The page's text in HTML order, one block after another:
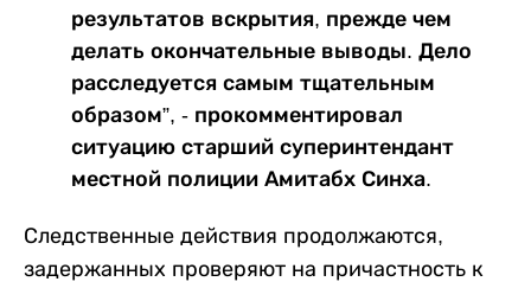
результатов вскрытия, прежде чем
делать окончательные выводы. Дело
расследуется самым тщательным
образом”, - прокомментировал
ситуацию старший суперинтендант
местной полиции Амитабх Синха.
Следственные действия продолжаются,
задержанных проверяют на причастность к